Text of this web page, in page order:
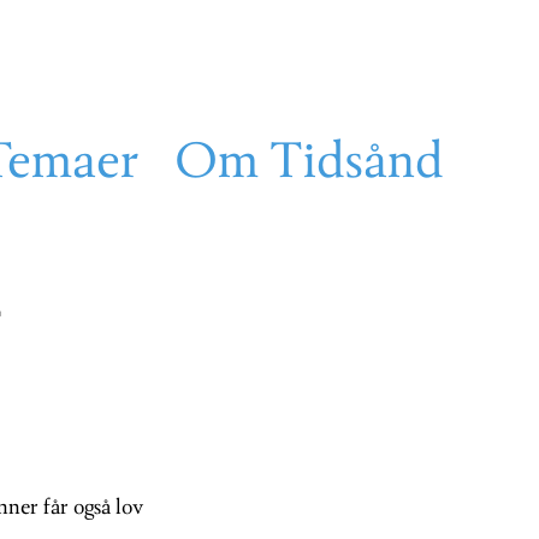
Om Tidsånd
får også lov